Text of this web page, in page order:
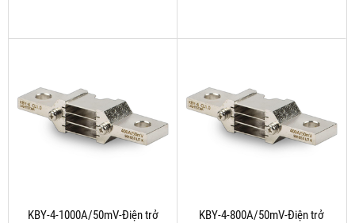
KBY-4-1000A/50mV-Điện trở
KBY-4-800A/50mV-Điện trở